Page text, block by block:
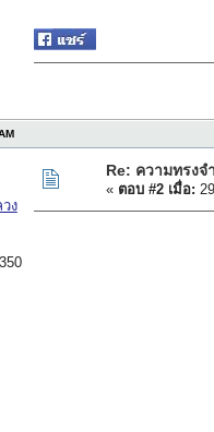
ง
Re: ความทรง
« ตอบ #2 เมื่อ: